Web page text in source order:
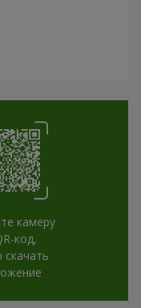
камеру
код,
скачать